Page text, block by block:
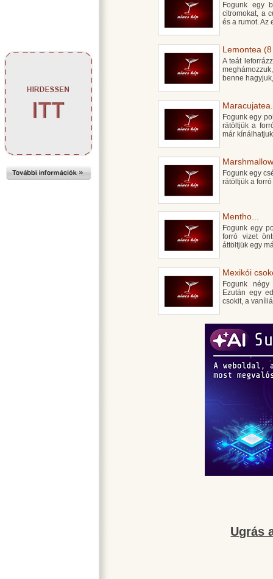
Fogunk egy
citromokat, a
és a rumot. Az
Lemontea
A teát
benne
Fogunk egy
rátöltjük a
már
Fogunk egy
rátöltjük a
Mentho...
Fogunk egy
forró vizet
áttöltjük egy
Mexikói
Fogunk
Ezután egy
csokit, a
Ugrás